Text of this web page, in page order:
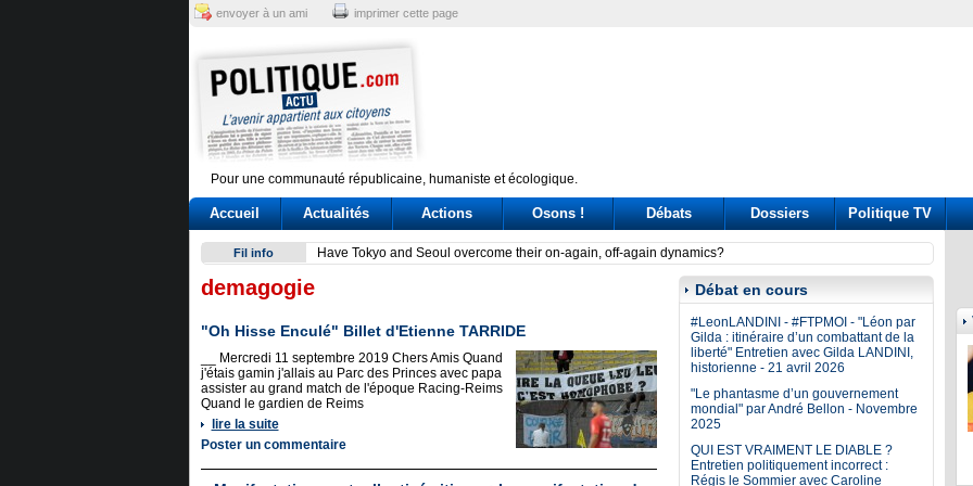
envoyer à un ami imprimer cette page
Pour une communauté républicaine, humaniste et écologique.
Accueil Actualités Actions Osons ! Débats Dossiers Politique TV
Fil info Delmastro, bagarre sulle chat. La Camera nega l’utilizzo e Bignami oltraggia Scalfaro
demagogie
"Oh Hisse Enculé" Billet d'Etienne TARRIDE
__ Mercredi 11 septembre 2019 Chers Amis Quand
j'étais gamin j'allais au Parc des Princes avec papa
assister au grand match de l'époque Racing-Reims
Quand le gardien de Reims
lire la suite
Poster un commentaire
Débat en cours
#LeonLANDINI - #FTPMOI - "Léon par
Gilda : itinéraire d’un combattant de la
liberté" Entretien avec Gilda LANDINI,
historienne - 21 avril 2026
"Le phantasme d’un gouvernement
mondial" par André Bellon - Novembre
2025
QUI EST VRAIMENT LE DIABLE ?
Entretien politiquement incorrect :
Régis le Sommier avec Caroline